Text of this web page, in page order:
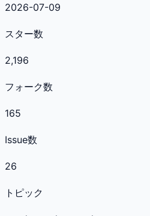
2026-07-09
スター数
2,196
フォーク数
165
Issue数
26
トピック